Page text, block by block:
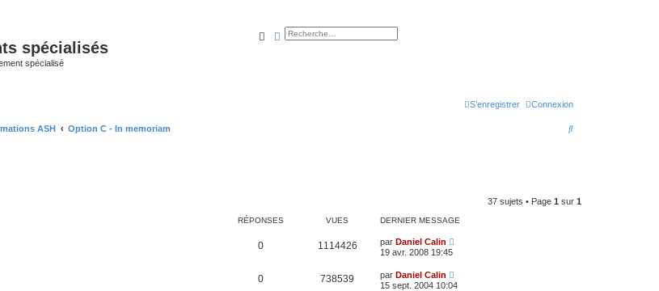
spécialisés
spécialisé
Rechercher
Recherche avancée
Connexion
S’enregistrer
ASH Option C - In memoriam
R
e
37 sujets • Page 1 sur 1
RÉPONSES VUES DERNIER MESSAGE
0 1114426 par Daniel Calin
19 avr. 2008 19:45
0 738539 par Daniel Calin
15 sept. 2004 10:04